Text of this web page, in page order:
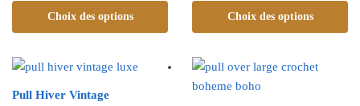
Choix des options Choix des options
Pull Hiver Vintage